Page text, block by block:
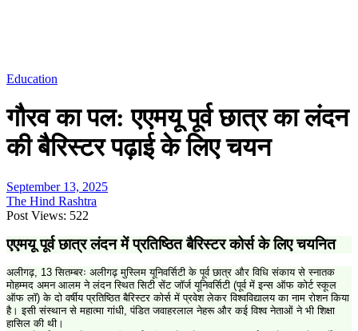
Education
गौरव का पल: एएमयू पूर्व छात्र का लंदन
की बैरिस्टर पढ़ाई के लिए चयन
September 13, 2025
The Hind Rashtra
Post Views: 522
एएमयू पूर्व छात्र लंदन में प्रतिष्ठित बैरिस्टर कोर्स के लिए चयनित
अलीगढ़, 13 सितम्बरः अलीगढ़ मुस्लिम यूनिवर्सिटी के पूर्व छात्र और विधि संकाय से स्नातक
मोहम्मद अमन आलम ने लंदन स्थित सिटी सेंट जॉर्ज यूनिवर्सिटी (पूर्व में इन्स ऑफ कोर्ट स्कूल
ऑफ लॉ) के दो वर्षीय प्रतिष्ठित बैरिस्टर कोर्स में प्रवेश लेकर विश्वविद्यालय का नाम रोशन किया
है। इसी संस्थान से महात्मा गांधी, पंडित जवाहरलाल नेहरू और कई विश्व नेताओं ने भी शिक्षा
हासिल की थी।